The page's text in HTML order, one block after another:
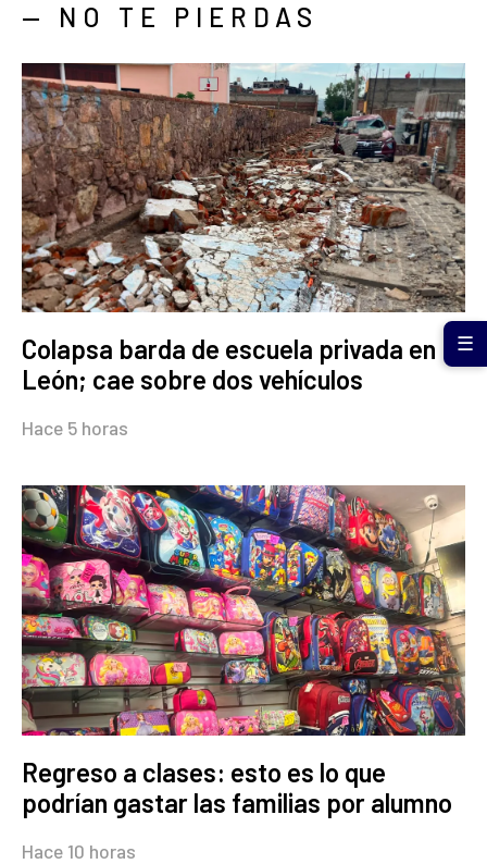
— NO TE PIERDAS
Colapsa barda de escuela privada en
León; cae sobre dos vehículos
Hace 5 horas
Regreso a clases: esto es lo que
podrían gastar las familias por alumno
Hace 10 horas
☰